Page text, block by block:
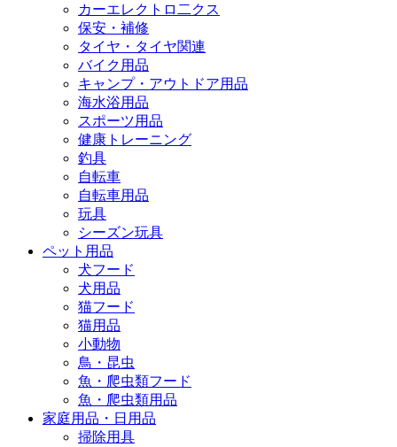
カーエレクトロ二クス
保安・補修
タイヤ・タイヤ関連
バイク用品
キャンプ・アウトドア用品
海水浴用品
スポーツ用品
健康トレーニング
釣具
自転車
自転車用品
玩具
シーズン玩具
ペット用品
犬フード
犬用品
猫フード
猫用品
小動物
鳥・昆虫
魚・爬虫類フード
魚・爬虫類用品
家庭用品・日用品
掃除用具